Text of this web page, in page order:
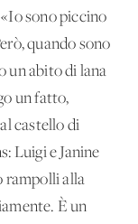
sono piccino
quando sono
un abito di lana
un fatto,
castello di
Luigi e Janine
rampolli alla
È un